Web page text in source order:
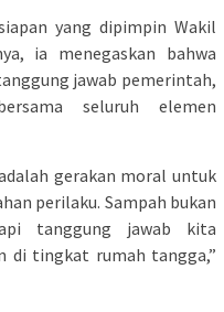
yang dipimpin Wakil
ia menegaskan bahwa
jawab pemerintah,
seluruh elemen
gerakan moral untuk
perilaku. Sampah bukan
tanggung jawab kita
di tingkat rumah tangga,”